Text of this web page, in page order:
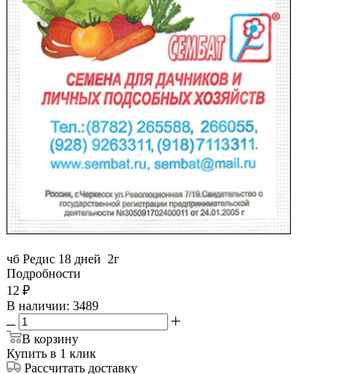
чб Редис 18 дней 2г
Подробности
12 ₽
В наличии: 3489
В корзину
Купить в 1 клик
Рассчитать доставку